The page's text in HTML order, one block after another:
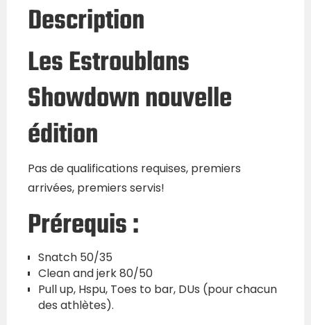
Description
Les Estroublans
Showdown nouvelle
édition
Pas de qualifications requises, premiers
arrivées, premiers servis!
Prérequis :
Snatch 50/35
Clean and jerk 80/50
Pull up, Hspu, Toes to bar, DUs (pour chacun
des athlètes).